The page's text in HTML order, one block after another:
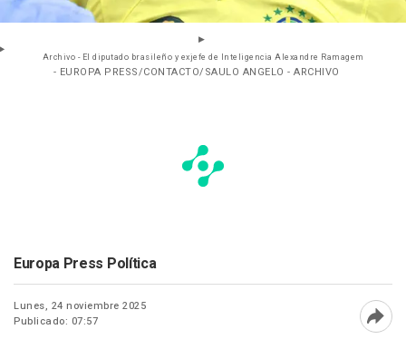
Archivo - El diputado brasileño y exjefe de Inteligencia Alexandre Ramagem
- EUROPA PRESS/CONTACTO/SAULO ANGELO - ARCHIVO
Europa Press Política
Lunes, 24 noviembre 2025
Publicado: 07:57